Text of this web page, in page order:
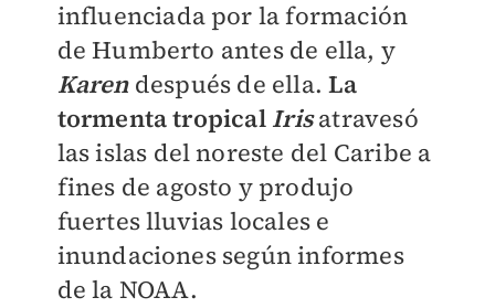
influenciada por la formación
de Humberto antes de ella, y
Karen después de ella.La
tormenta tropical Irisatravesó
las islas del noreste del Caribe a
fines de agosto y produjo
fuertes lluvias locales e
inundaciones según informes
de la NOAA.